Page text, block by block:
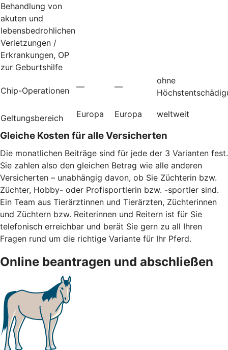
Behandlung von
akuten und
lebensbedrohlichen
Verletzungen /
Erkrankungen, OP
zur Geburtshilfe
Chip-Operationen — —
ohne
Geltungsbereich Europa Europa weltweit
Gleiche Kosten für alle Versicherten
Die monatlichen Beiträge sind für jede der 3 Varianten fest.
Sie zahlen also den gleichen Betrag wie alle anderen
Versicherten – unabhängig davon, ob Sie Züchterin bzw.
Züchter, Hobby- oder Profisportlerin bzw. -sportler sind.
Ein Team aus Tierärztinnen und Tierärzten, Züchterinnen
und Züchtern bzw. Reiterinnen und Reitern ist für Sie
telefonisch erreichbar und berät Sie gern zu all Ihren
Fragen rund um die richtige Variante für Ihr Pferd.
Online beantragen und abschließen